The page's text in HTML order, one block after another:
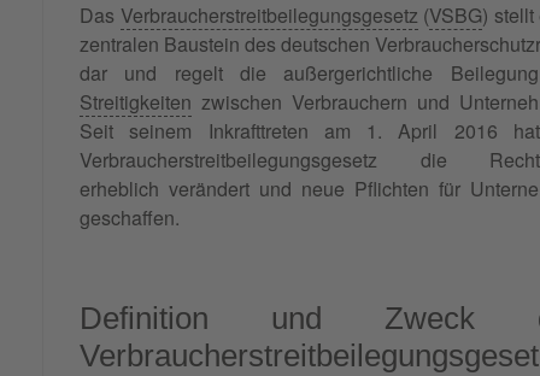
Das Verbraucherstreitbeilegungsgesetz (VSBG)
zentralen Baustein des deutschen
dar und regelt die außergerichtliche
Streitigkeiten zwischen Verbrauchern und
Seit seinem Inkrafttreten am 1. April 2016
Verbraucherstreitbeilegungsgesetz die
erheblich verändert und neue Pflichten für
geschaffen.
Definition und Zweck